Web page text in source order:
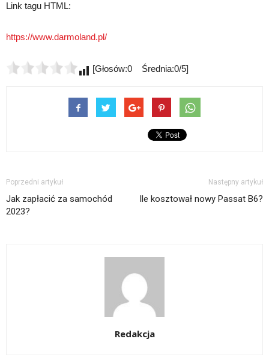
Link tagu HTML:
https://www.darmoland.pl/
[Głosów:0 Średnia:0/5]
Poprzedni artykuł
Jak zapłacić za samochód
2023?
Następny artykuł
Ile kosztował nowy Passat B6?
Redakcja